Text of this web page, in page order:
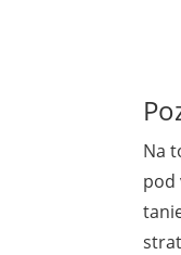
Na
pod